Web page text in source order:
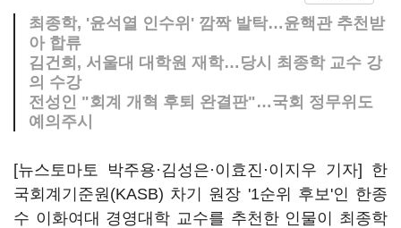
최종학, '윤석열 인수위' 깜짝 발탁…윤핵관 추천받
아 합류
김건희, 서울대 대학원 재학…당시 최종학 교수 강
의 수강
전성인 "회계 개혁 후퇴 완결판"…국회 정무위도
예의주시
[뉴스토마토 박주용·김성은·이효진 ·이지우 기자] 한
국회계기준원(KASB) 차기 원장 '1순위 후보'인 한종
수 이화여대 경영대학 교수를 추천한 인물이 최종학